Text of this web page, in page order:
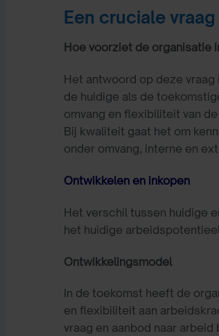
Een cruciale vraag
Hoe voorziet de organisatie
Het antwoord op deze
de huidige als de
omvang en flexibiliteit van
Bij kwaliteit gaat het om
onder omvang, interne en
Ontwikkelen en inkopen
Het verschil tussen huidige
het huidige
Ontwikkelingsmodel
In de toekomst heeft de
en flexibiliteit aan
vraag en aanbod naar